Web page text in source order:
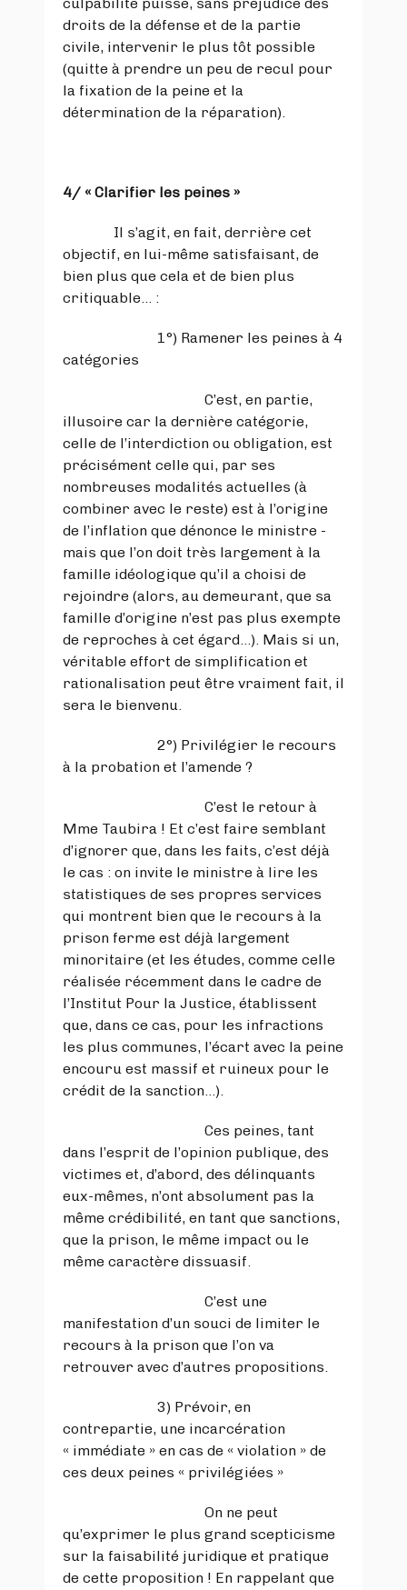
droits de la défense et de la partie
civile, intervenir le plus tôt possible
(quitte à prendre un peu de recul pour
la fixation de la peine et la
détermination de la réparation).
4/ « Clarifier les peines »
Il s’agit, en fait, derrière cet
objectif, en lui-même satisfaisant, de
bien plus que cela et de bien plus
critiquable… :
1°) Ramener les peines à 4
catégories
C’est, en partie,
illusoire car la dernière catégorie,
celle de l’interdiction ou obligation, est
précisément celle qui, par ses
nombreuses modalités actuelles (à
combiner avec le reste) est à l’origine
de l’inflation que dénonce le ministre -
mais que l’on doit très largement à la
famille idéologique qu’il a choisi de
rejoindre (alors, au demeurant, que sa
famille d’origine n’est pas plus exempte
de reproches à cet égard…). Mais si un,
véritable effort de simplification et
rationalisation peut être vraiment fait, il
sera le bienvenu.
2°) Privilégier le recours
à la probation et l’amende ?
C’est le retour à
Mme Taubira ! Et c’est faire semblant
d’ignorer que, dans les faits, c’est déjà
le cas : on invite le ministre à lire les
statistiques de ses propres services
qui montrent bien que le recours à la
prison ferme est déjà largement
minoritaire (et les études, comme celle
réalisée récemment dans le cadre de
l’Institut Pour la Justice, établissent
que, dans ce cas, pour les infractions
les plus communes, l’écart avec la peine
encouru est massif et ruineux pour le
crédit de la sanction…).
Ces peines, tant
dans l’esprit de l’opinion publique, des
victimes et, d’abord, des délinquants
eux-mêmes, n’ont absolument pas la
même crédibilité, en tant que sanctions,
que la prison, le même impact ou le
même caractère dissuasif.
C’est une
manifestation d’un souci de limiter le
recours à la prison que l’on va
retrouver avec d’autres propositions.
3) Prévoir, en
contrepartie, une incarcération
« immédiate » en cas de « violation » de
ces deux peines « privilégiées »
On ne peut
qu’exprimer le plus grand scepticisme
sur la faisabilité juridique et pratique
de cette proposition ! En rappelant que